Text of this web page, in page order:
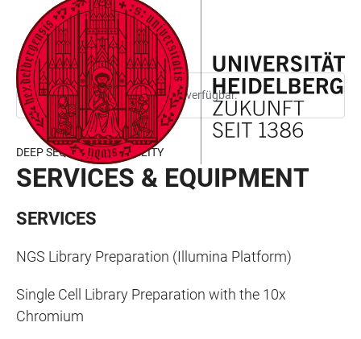
LINKS
ZUR
BARRIEREFREIHEIT
ZUM
HAUPTINHALT
HAUPTNAVIGATION
ÖFFNEN
WEBSEITENSUCHE
ÖFFNEN
Diese Seite ist nur auf Englisch verfügbar.
DEEP SEQUENCING FACILITY
SERVICES & EQUIPMENT
SERVICES
NGS Library Preparation (Illumina Platform)
Single Cell Library Preparation with the 10x
Chromium